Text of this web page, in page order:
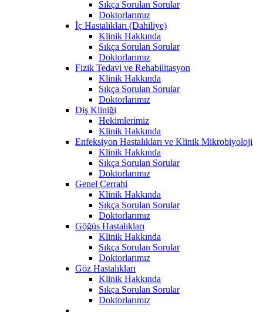
Sıkça Sorulan Sorular
Doktorlarımız
İç Hastalıkları (Dahiliye)
Klinik Hakkında
Sıkça Sorulan Sorular
Doktorlarımız
Fizik Tedavi ve Rehabilitasyon
Klinik Hakkında
Sıkça Sorulan Sorular
Doktorlarımız
Diş Kliniği
Hekimlerimiz
Klinik Hakkında
Enfeksiyon Hastalıkları ve Klinik Mikrobiyoloji
Klinik Hakkında
Sıkça Sorulan Sorular
Doktorlarımız
Genel Cerrahi
Klinik Hakkında
Sıkça Sorulan Sorular
Doktorlarımız
Göğüs Hastalıkları
Klinik Hakkında
Sıkça Sorulan Sorular
Doktorlarımız
Göz Hastalıkları
Klinik Hakkında
Sıkça Sorulan Sorular
Doktorlarımız